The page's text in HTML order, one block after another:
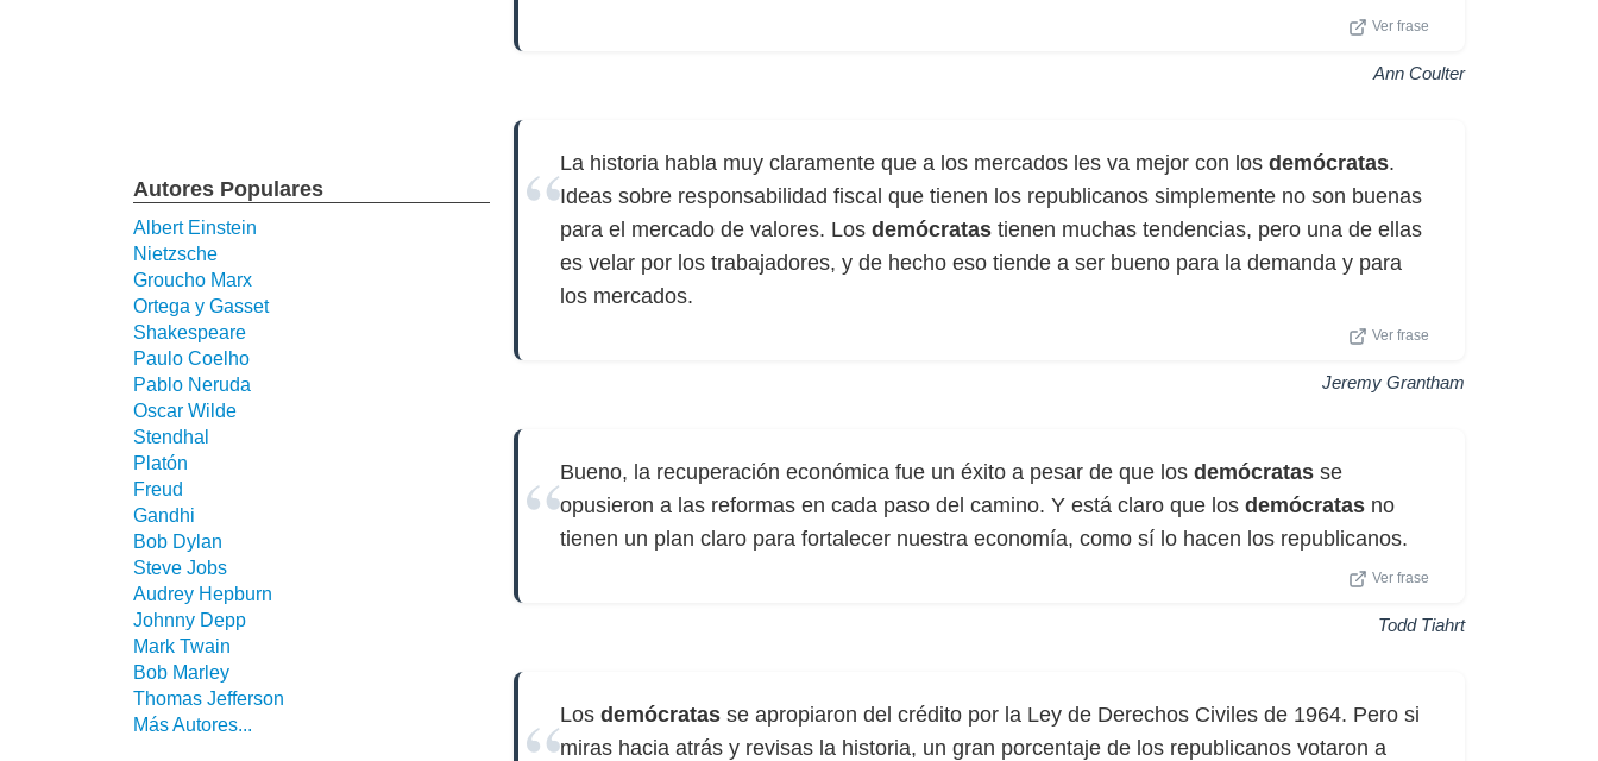
Ver frase
Ann Coulter
La historia habla muy claramente que a los mercados les va mejor con los demócratas.
Ideas sobre responsabilidad fiscal que tienen los republicanos simplemente no son buenas
para el mercado de valores. Los demócratas tienen muchas tendencias, pero una de ellas
es velar por los trabajadores, y de hecho eso tiende a ser bueno para la demanda y para
los mercados.
Ver frase
Jeremy Grantham
Bueno, la recuperación económica fue un éxito a pesar de que los demócratas se
opusieron a las reformas en cada paso del camino. Y está claro que los demócratas no
tienen un plan claro para fortalecer nuestra economía, como sí lo hacen los republicanos.
Ver frase
Todd Tiahrt
Los demócratas se apropiaron del crédito por la Ley de Derechos Civiles de 1964. Pero si
miras hacia atrás y revisas la historia, un gran porcentaje de los republicanos votaron a
Autores Populares
Albert Einstein
Nietzsche
Groucho Marx
Ortega y Gasset
Shakespeare
Paulo Coelho
Pablo Neruda
Oscar Wilde
Stendhal
Platón
Freud
Gandhi
Bob Dylan
Steve Jobs
Audrey Hepburn
Johnny Depp
Mark Twain
Bob Marley
Thomas Jefferson
Más Autores...